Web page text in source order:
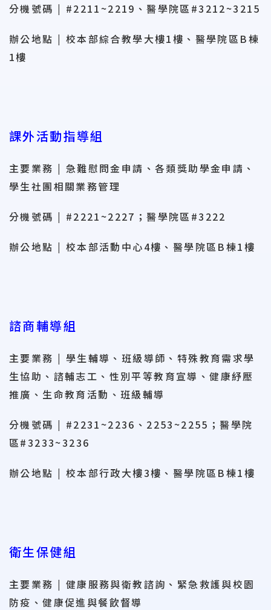
分機號碼 | #2211~2219、醫學院區#3212~3215
辦公地點 | 校本部綜合教學大樓1樓、醫學院區B棟
1樓
課外活動指導組
主要業務 | 急難慰問金申請、各類獎助學金申請、
學生社團相關業務管理
分機號碼 | #2221~2227；醫學院區#3222
辦公地點 | 校本部活動中心4樓、醫學院區B棟1樓
諮商輔導組
主要業務 | 學生輔導、班級導師、特殊教育需求學
生協助、諮輔志工、性別平等教育宣導、健康紓壓
推廣、生命教育活動、班級輔導
分機號碼 | #2231~2236、2253~2255；醫學院
區#3233~3236
辦公地點 | 校本部行政大樓3樓、醫學院區B棟1樓
衛生保健組
主要業務 | 健康服務與衛教諮詢、緊急救護與校園
防疫、健康促進與餐飲督導